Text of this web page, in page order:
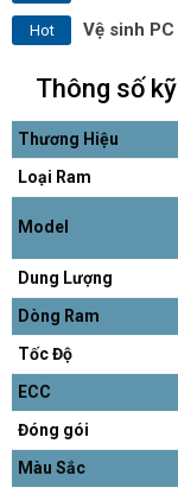
Hot Vệ sinh
Thông số
Thương Hiệu
Loại Ram
Model
Dung Lượng
Dòng Ram
Tốc Độ
ECC
Đóng gói
Màu Sắc